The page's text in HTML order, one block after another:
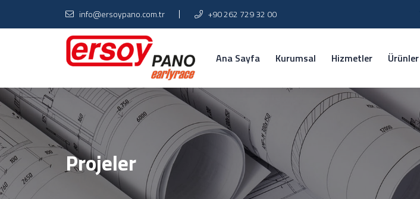
info@ersoypano.com.tr +90 262 729 32 00
Ana Sayfa Kurumsal Hizmetler Ürünler
Projeler